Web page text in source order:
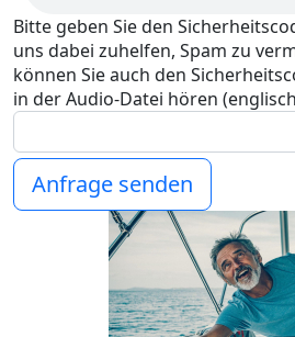
Bitte geben Sie den
uns dabei zuhelfen, Spam zu
können Sie auch den
in der Audio-Datei hören
Anfrage senden